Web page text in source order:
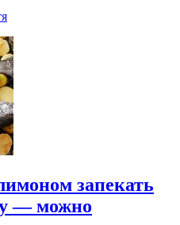
запекать
— можно